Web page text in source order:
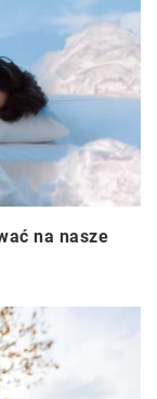
na nasze